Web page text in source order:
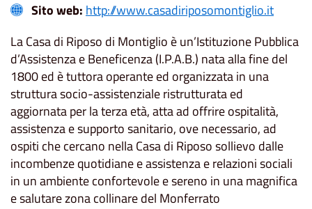
Sito web: http://www.casadiriposomontiglio.it
La Casa di Riposo di Montiglio è un’Istituzione Pubblica
d’Assistenza e Beneficenza (I.P.A.B.) nata alla fine del
1800 ed è tuttora operante ed organizzata in una
struttura socio-assistenziale ristrutturata ed
aggiornata per la terza età, atta ad offrire ospitalità,
assistenza e supporto sanitario, ove necessario, ad
ospiti che cercano nella Casa di Riposo sollievo dalle
incombenze quotidiane e assistenza e relazioni sociali
in un ambiente confortevole e sereno in una magnifica
e salutare zona collinare del Monferrato